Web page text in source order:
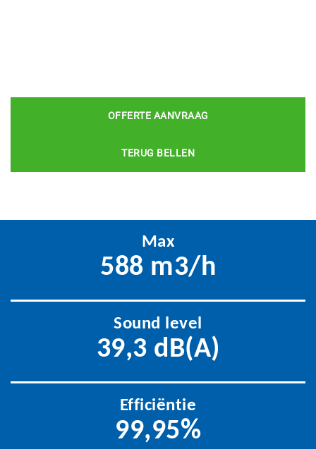
OFFERTE AANVRAAG
TERUG BELLEN
Max
588 m3/h
Sound level
39,3 dB(A)
Efficiëntie
99,95%